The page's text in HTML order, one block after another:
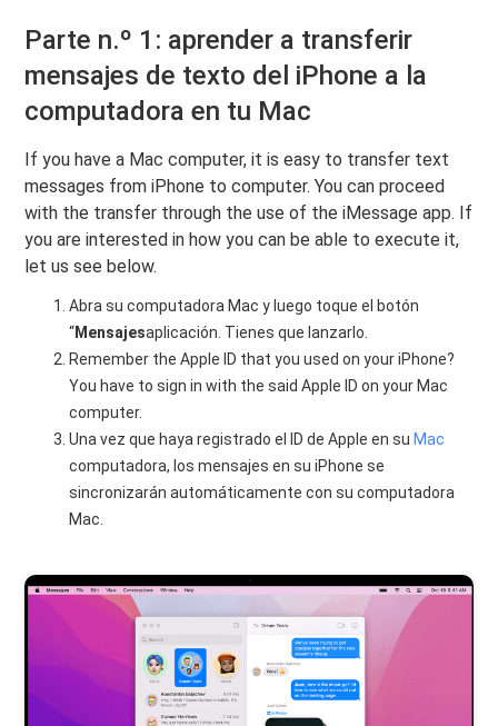
Parte n.º 1: aprender a transferir
mensajes de texto del iPhone a la
computadora en tu Mac
If you have a Mac computer, it is easy to transfer text
messages from iPhone to computer. You can proceed
with the transfer through the use of the iMessage app. If
you are interested in how you can be able to execute it,
let us see below.
Abra su computadora Mac y luego toque el botón
“Mensajesaplicación. Tienes que lanzarlo.
Remember the Apple ID that you used on your iPhone?
You have to sign in with the said Apple ID on your Mac
computer.
Una vez que haya registrado el ID de Apple en su Mac
computadora, los mensajes en su iPhone se
sincronizarán automáticamente con su computadora
Mac.